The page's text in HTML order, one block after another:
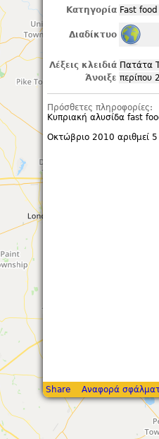
Κατηγορία Fast food
Διαδίκτυο
Λέξεις κλειδιά Πατάτα
Άνοιξε περίπου
Πρόσθετες πληροφορίες:
Κυπριακή αλυσίδα fast
Οκτώβριο 2010 αριθμεί
Share Αναφορά